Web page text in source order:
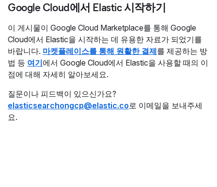
Google Cloud에서 Elastic 시작하기
이 게시물이 Google Cloud Marketplace를 통해 Google
Cloud에서 Elastic을 시작하는 데 유용한 자료가 되었기를
바랍니다. 마켓플레이스를 통해 원활한 결제를 제공하는 방
법 등 여기에서 Google Cloud에서 Elastic을 사용할 때의 이
점에 대해 자세히 알아보세요.
질문이나 피드백이 있으신가요?
elasticsearchongcp@elastic.co 로 이메일을 보내주세
요.